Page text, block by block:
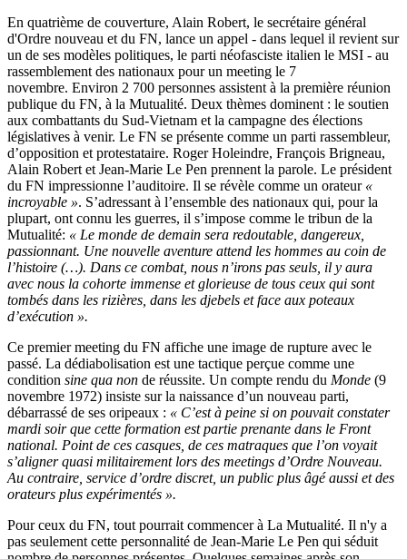
En quatrième de couverture, Alain Robert, le secrétaire général
d'Ordre nouveau et du FN, lance un appel - dans lequel il revient sur
un de ses modèles politiques, le parti néofasciste italien le MSI - au
rassemblement des nationaux pour un meeting le 7
novembre. Environ 2 700 personnes assistent à la première réunion
publique du FN, à la Mutualité. Deux thèmes dominent : le soutien
aux combattants du Sud-Vietnam et la campagne des élections
législatives à venir. Le FN se présente comme un parti rassembleur,
d’opposition et protestataire. Roger Holeindre, François Brigneau,
Alain Robert et Jean-Marie Le Pen prennent la parole. Le président
du FN impressionne l’auditoire. Il se révèle comme un orateur «
incroyable ». S’adressant à l’ensemble des nationaux qui, pour la
plupart, ont connu les guerres, il s’impose comme le tribun de la
Mutualité: « Le monde de demain sera redoutable, dangereux,
passionnant. Une nouvelle aventure attend les hommes au coin de
l’histoire (…). Dans ce combat, nous n’irons pas seuls, il y aura
avec nous la cohorte immense et glorieuse de tous ceux qui sont
tombés dans les rizières, dans les djebels et face aux poteaux
d’exécution ».
Ce premier meeting du FN affiche une image de rupture avec le
passé. La dédiabolisation est une tactique perçue comme une
condition sine qua non de réussite. Un compte rendu du Monde (9
novembre 1972) insiste sur la naissance d’un nouveau parti,
débarrassé de ses oripeaux : « C’est à peine si on pouvait constater
mardi soir que cette formation est partie prenante dans le Front
national. Point de ces casques, de ces matraques que l’on voyait
s’aligner quasi militairement lors des meetings d’Ordre Nouveau.
Au contraire, service d’ordre discret, un public plus âgé aussi et des
orateurs plus expérimentés ».
Pour ceux du FN, tout pourrait commencer à La Mutualité. Il n'y a
pas seulement cette personnalité de Jean-Marie Le Pen qui séduit